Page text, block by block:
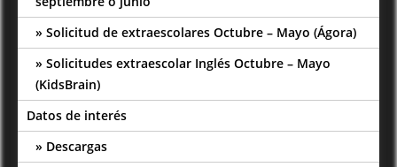
Solicitud de extraescolares Octubre – Mayo (Ágora)
Solicitudes extraescolar Inglés Octubre – Mayo
(KidsBrain)
Datos de interés
Descargas